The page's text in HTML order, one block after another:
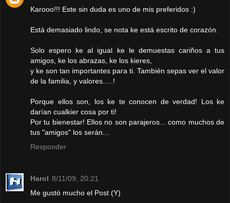
Karooo!!! Este sin duda es uno de mis preferidos :)
Está demasiado lindo, se nota ke está escrito de corazón.
Solo espero ke al igual ke le demuestas cariños a tus
amigos, ke los abrazas, ke los kieres,
y ke son tan importantes para ti. También sepas ver el valor
de la familia, y valores.....!
Porque ellos son, los ke te conocen de verdad! Los ke
darían cualkier cosa por ti!
Por tu bienestar! Ellos no son parajeros... como muchos de
tus "amigos" los serán...
Responder
Harol 8/11/09, 20:21
Me gustó mucho el Post (Y)